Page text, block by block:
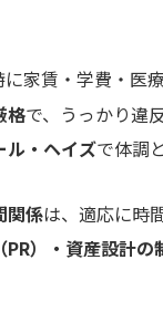
家賃・学費・医
格で、うっかり違
ル・ヘイズで体調
関係は、適応に時
）・資産設計の